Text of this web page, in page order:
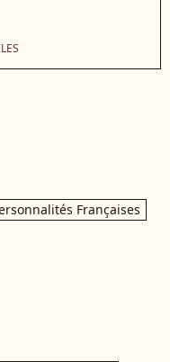
Françaises